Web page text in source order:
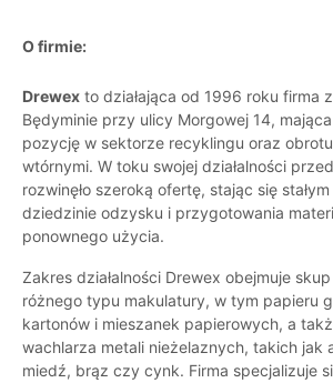
O firmie:
Drewex to działająca od 1996 roku firma
Będyminie przy ulicy Morgowej 14,
pozycję w sektorze recyklingu oraz
wtórnymi. W toku swojej działalności
rozwinęło szeroką ofertę, stając się
dziedzinie odzysku i przygotowania
ponownego użycia.
Zakres działalności Drewex obejmuje
różnego typu makulatury, w tym papieru
kartonów i mieszanek papierowych, a
wachlarza metali nieżelaznych, takich jak
miedź, brąz czy cynk. Firma specjalizuje